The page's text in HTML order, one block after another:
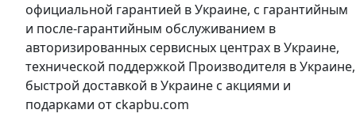
официальной гарантией в Украине, с гарантийным
и после-гарантийным обслуживанием в
авторизированных сервисных центрах в Украине,
технической поддержкой Производителя в Украине,
быстрой доставкой в Украине с акциями и
подарками от ckapbu.com